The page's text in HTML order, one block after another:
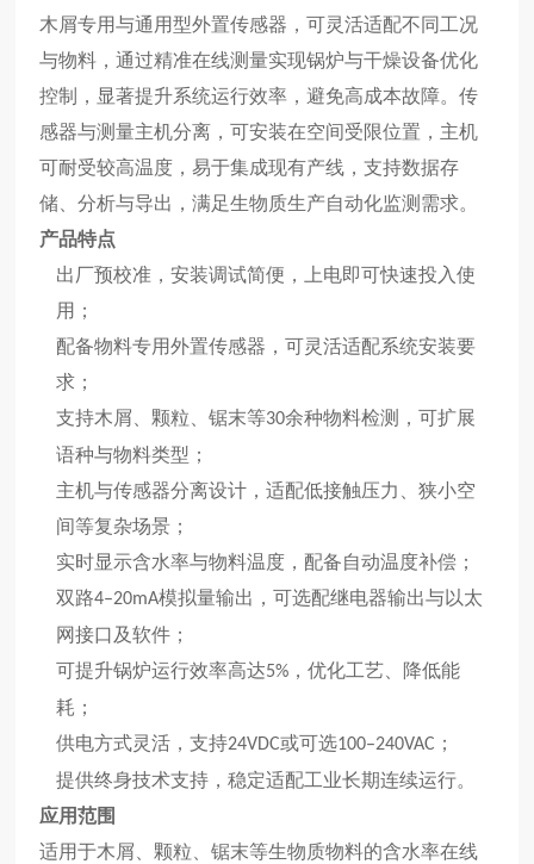
木屑专用与通用型外置传感器，可灵活适配不同工况
与物料，通过精准在线测量实现锅炉与干燥设备优化
控制，显著提升系统运行效率，避免高成本故障。传
感器与测量主机分离，可安装在空间受限位置，主机
可耐受较高温度，易于集成现有产线，支持数据存
储、分析与导出，满足生物质生产自动化监测需求。
产品特点
出厂预校准，安装调试简便，上电即可快速投入使
用；
配备物料专用外置传感器，可灵活适配系统安装要
求；
支持木屑、颗粒、锯末等30余种物料检测，可扩展
语种与物料类型；
主机与传感器分离设计，适配低接触压力、狭小空
间等复杂场景；
实时显示含水率与物料温度，配备自动温度补偿；
双路4–20mA模拟量输出，可选配继电器输出与以太
网接口及软件；
可提升锅炉运行效率高达5% ，优化工艺、降低能
耗；
供电方式灵活，支持24VDC或可选100–240VAC ；
提供终身技术支持，稳定适配工业长期连续运行。
应用范围
适用于木屑、颗粒、锯末等生物质物料的含水率在线